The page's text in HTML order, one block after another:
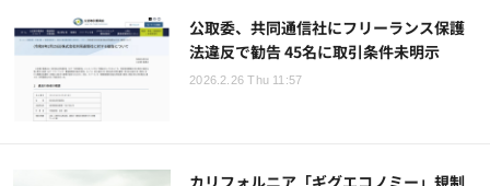
公取委、共同通信社にフリーランス保護
法違反で勧告 45名に取引条件未明示
2026.2.26 Thu 11:57
カリフォルニア「ギグエコノミー」規制